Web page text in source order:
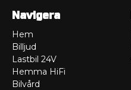
Navigera
Hem
Billjud
Lastbil 24V
Hemma HiFi
Bilvård